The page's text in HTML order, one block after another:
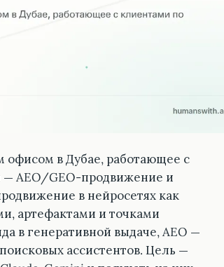
офисом в Дубае, работающее с
— AEO/GEO-продвижение и
в нейросетях как
артефактами и точками
в генеративной выдаче, AEO —
ассистентов. Цель —